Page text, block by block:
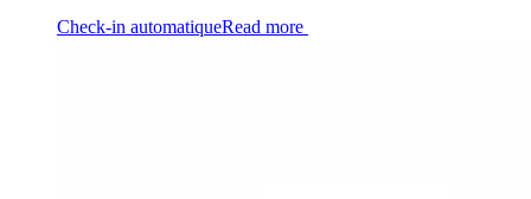
Check-in automatiqueRead more